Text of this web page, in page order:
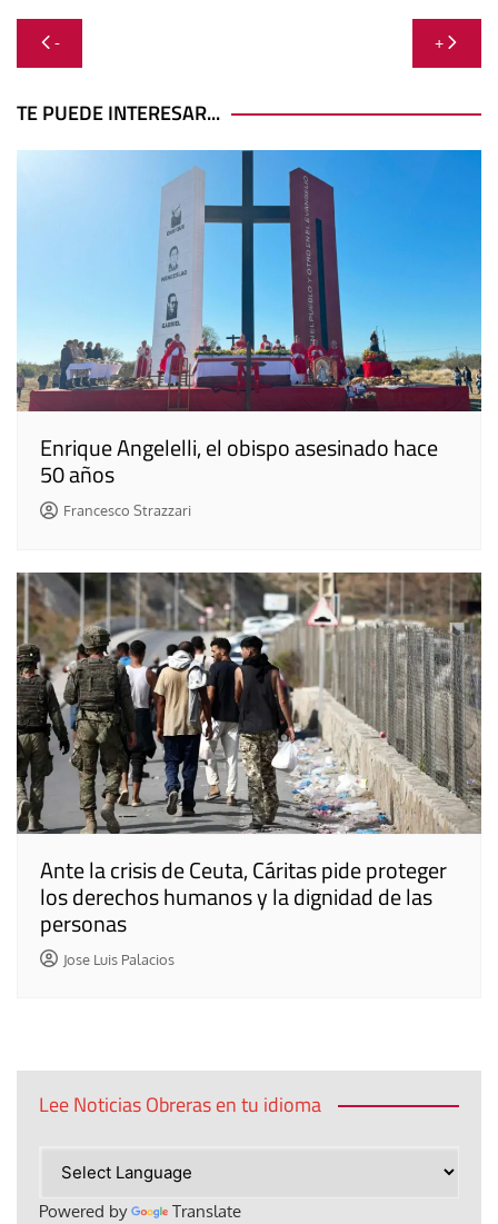
Navegación
de
entradas
- +
TE PUEDE INTERESAR...
Enrique Angelelli, el obispo asesinado hace
50 años
Francesco Strazzari
Ante la crisis de Ceuta, Cáritas pide proteger
los derechos humanos y la dignidad de las
personas
Jose Luis Palacios
Lee Noticias Obreras en tu idioma
Powered by Translate